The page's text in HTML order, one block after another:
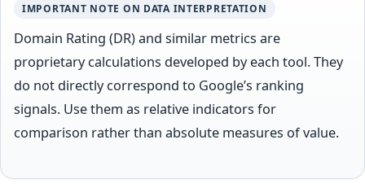
IMPORTANT NOTE ON DATA INTERPRETATION
Domain Rating (DR) and similar metrics are
proprietary calculations developed by each tool. They
do not directly correspond to Google’s ranking
signals. Use them as relative indicators for
comparison rather than absolute measures of value.